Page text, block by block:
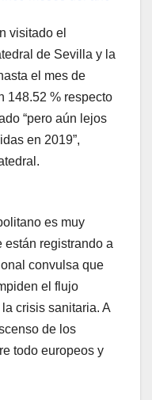
visitado el
de Sevilla y la
el mes de
148.52 % respecto
“pero aún lejos
en 2019”,
es muy
están registrando a
convulsa que
el flujo
crisis sanitaria. A
de los
todo europeos y